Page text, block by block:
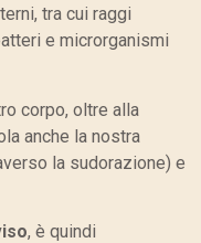
tra cui raggi
e microrganismi
corpo, oltre alla
anche la nostra
la sudorazione) e
, è quindi